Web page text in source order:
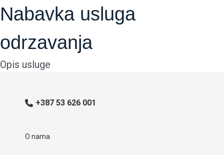
Rafinerija ulja Modriča
Rafinerija nafte Brod
Nestro Petrol
Nabavka usluga
odrzavanja
Opis usluge
+387 53 626 001
O nama